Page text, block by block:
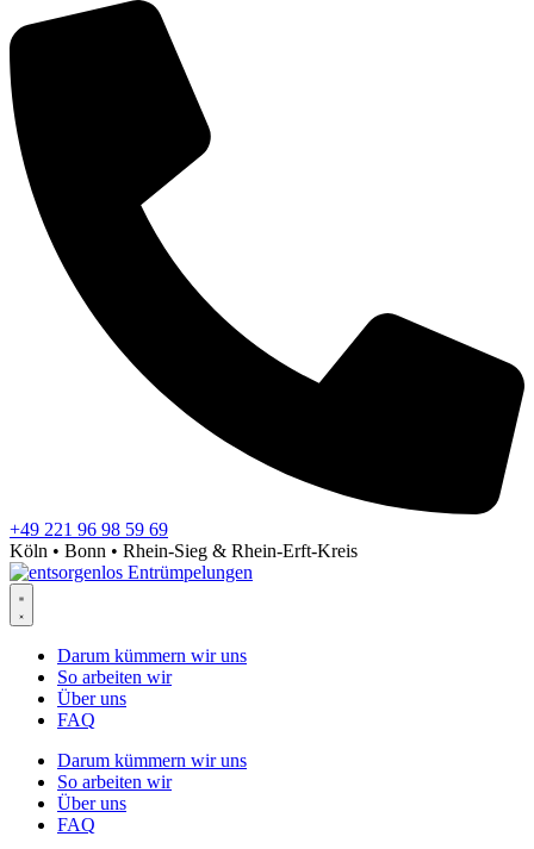
+49 221 96 98 59 69
Köln • Bonn • Rhein-Sieg & Rhein-Erft-Kreis
Darum kümmern wir uns
So arbeiten wir
Über uns
FAQ
Darum kümmern wir uns
So arbeiten wir
Über uns
FAQ